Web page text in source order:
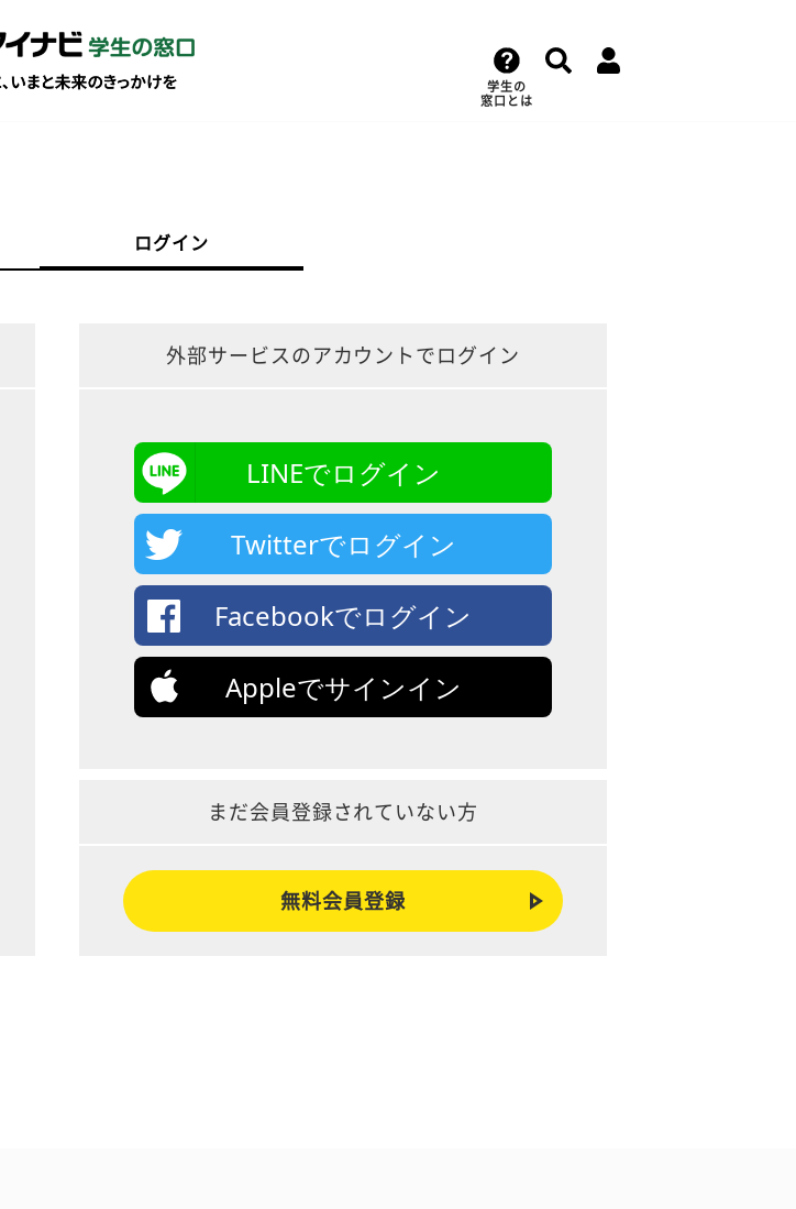
学生の
窓口とは
ログイン
外部サービスのアカウントでログイン
LINEでログイン
Twitterでログイン
Facebookでログイン
Appleでサインイン
まだ会員登録されていない方
無料会員登録